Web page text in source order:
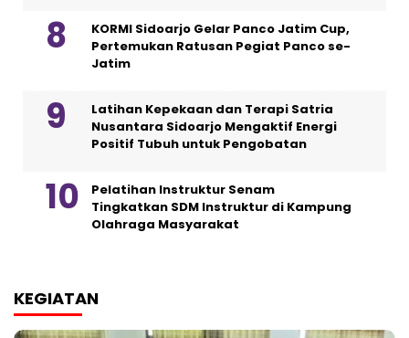
KORMI Sidoarjo Gelar Panco Jatim Cup,
Pertemukan Ratusan Pegiat Panco se-
Jatim
Latihan Kepekaan dan Terapi Satria
Nusantara Sidoarjo Mengaktif Energi
Positif Tubuh untuk Pengobatan
Pelatihan Instruktur Senam
Tingkatkan SDM Instruktur di Kampung
Olahraga Masyarakat
KEGIATAN